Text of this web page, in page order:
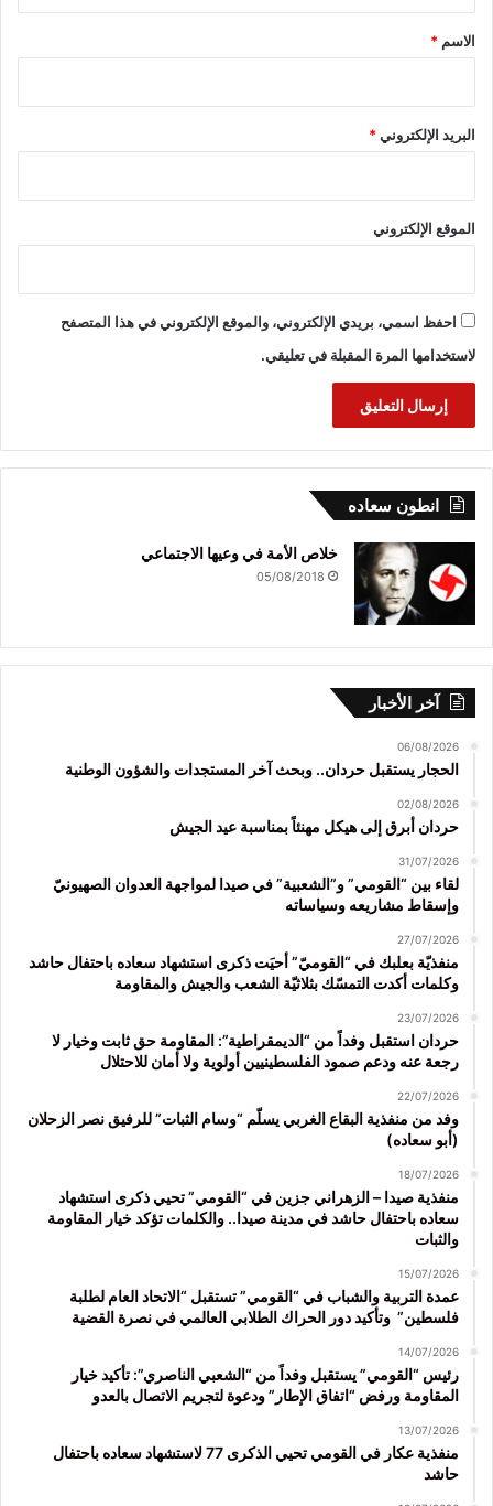
*
الاسم *
البريد الإلكتروني*
الموقع الإلكتروني
احفظ اسمي، بريدي الإلكتروني، والموقع الإلكتروني في هذا المتصفح
لاستخدامها المرة المقبلة في تعليقي.
انطون سعاده
خلاص الأمة في وعيها الاجتماعي
05/08/2018
آخر الأخبار
06/08/2026
الحجار يستقبل حردان.. وبحث آخر المستجدات والشؤون الوطنية
02/08/2026
حردان أبرق إلى هيكل مهنئاً بمناسبة عيد الجيش
31/07/2026
لقاء بين “القومي” و”الشعبية” في صيدا لمواجهة العدوان الصهيونيّ
وإسقاط مشاريعه وسياساته
27/07/2026
منفذيّة بعلبك في “القوميّ” أحيَت ذكرى استشهاد سعاده باحتفال حاشد
وكلمات أكدت التمسّك بثلاثيّة الشعب والجيش والمقاومة
23/07/2026
حردان استقبل وفداً من “الديمقراطية”: المقاومة حق ثابت وخيار لا
رجعة عنه ودعم صمود الفلسطينيين أولوية ولا أمان للاحتلال
22/07/2026
وفد من منفذية البقاع الغربي يسلّم “وسام الثبات” للرفيق نصر الزحلان
(أبو سعاده)
18/07/2026
منفذية صيدا – الزهراني جزين في “القومي” تحيي ذكرى استشهاد
سعاده باحتفال حاشد في مدينة صيدا.. والكلمات تؤكد خيار المقاومة
والثبات
15/07/2026
عمدة التربية والشباب في “القومي” تستقبل “الاتحاد العام لطلبة
فلسطين” وتأكيد دور الحراك الطلابي العالمي في نصرة القضية
14/07/2026
رئيس “القومي” يستقبل وفداً من “الشعبي الناصري”: تأكيد خيار
المقاومة ورفض “اتفاق الإطار” ودعوة لتجريم الاتصال بالعدو
13/07/2026
منفذية عكار في القومي تحيي الذكرى 77 لاستشهاد سعاده باحتفال
حاشد